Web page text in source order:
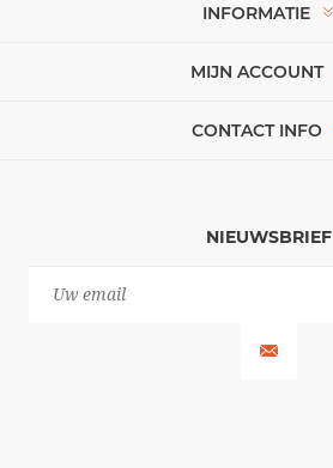
INFORMATIE
MIJN ACCOUNT
CONTACT INFO
NIEUWSBRIEF